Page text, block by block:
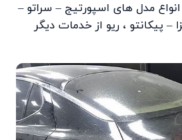
مدل های اسپورتیج – سراتو –
– پیکانتو ، ریو از خدمات دیگر